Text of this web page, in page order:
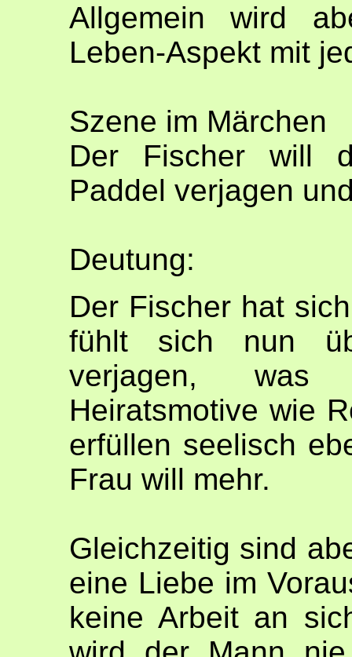
Allgemein wird
Leben-Aspekt mit
Szene im Märchen
Der Fischer will
Paddel verjagen
Deutung:
Der Fischer hat
fühlt sich nun
verjagen,
Heiratsmotive wie
erfüllen seelisch
Frau will mehr.
Gleichzeitig sind
eine Liebe im
keine Arbeit an